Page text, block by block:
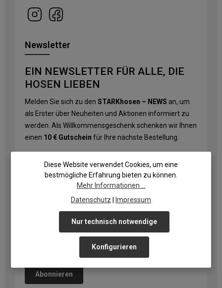
Newsletter
EIN NEWSLETTER FÜR ALLE, DIE
HOSEN LIEBEN
Melden Sie sich zu den STARKhosen – NEWS an, um
als Erster über Neuheiten und Aktionen informiert zu
werden. Als Willkommensgeschenk schenken wir Ihnen
einen 10 € Gutschein für Ihre nächste Bestellung.
Datenschutzbestimmungenzur Kenntnis
gelesen und bin mit ihnen
Die mit einem Stern (*) markierten Felder sind Pflichtfelder.
Abonnieren
Diese Website verwendet Cookies, um eine
bestmögliche Erfahrung bieten zu können.
Mehr Informationen ...
Datenschutz
Impressum
Nur technisch notwendige
Konfigurieren